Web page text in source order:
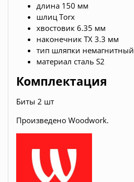
длина 150 мм
шлиц Torx
хвостовик 6.35 мм
наконечник ТХ 3.3 мм
тип шляпки немагнитный
материал сталь S2
Комплектация
Биты 2 шт
Произведено Woodwork.